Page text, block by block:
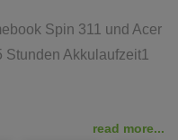
Spin 311 und Acer
Akkulaufzeit1
read more...